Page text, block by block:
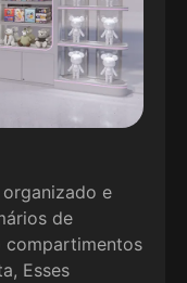
e
de
compartimentos
Esses